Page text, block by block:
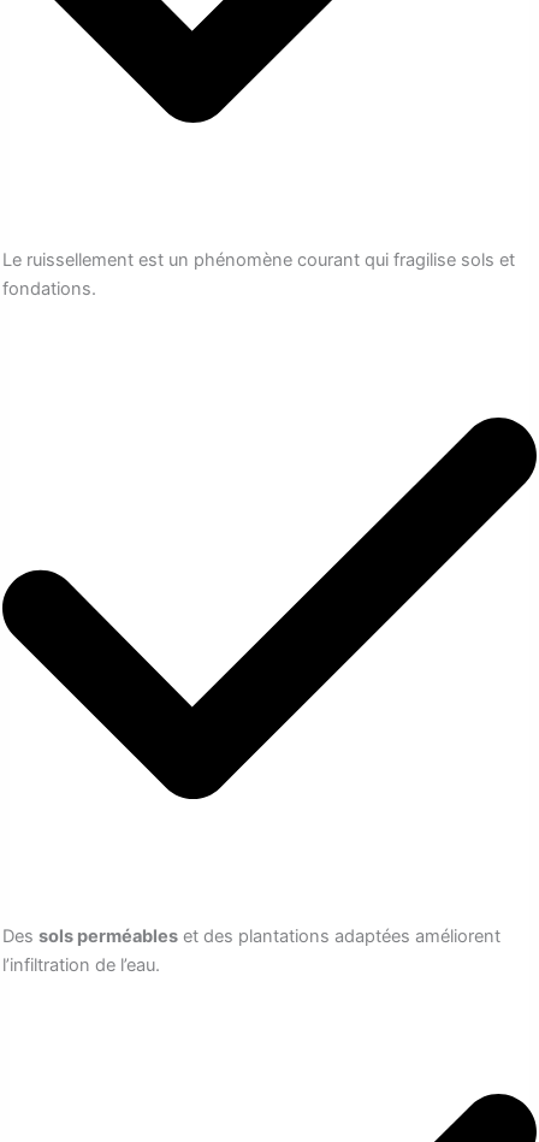
Le ruissellement est un phénomène courant qui fragilise sols et
fondations.
Dessols perméables et des plantations adaptées améliorent
l’infiltration de l’eau.